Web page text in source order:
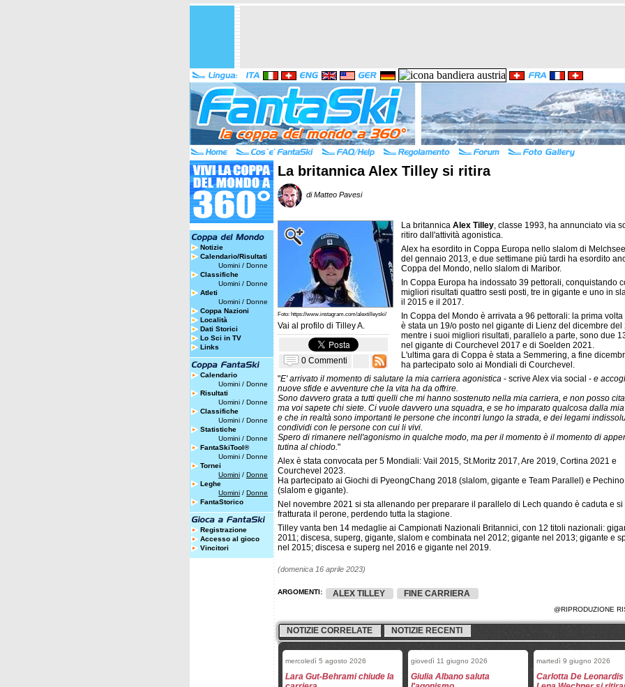
Notizie
Calendario/Risultati
Uomini / Donne
Classifiche
Uomini / Donne
Atleti
Uomini / Donne
Coppa Nazioni
Località
Dati Storici
Lo Sci in TV
Links
Calendario
Uomini / Donne
Risultati
Uomini / Donne
Classifiche
Uomini / Donne
Statistiche
Uomini / Donne
FantaSkiTool®
Uomini / Donne
Tornei
Uomini / Donne
Leghe
Uomini / Donne
FantaStorico
Registrazione
Accesso al gioco
Vincitori
La britannica Alex Tilley si ritira
di Matteo Pavesi
Foto: https://www.instagram.com/alextilleyski/
Vai al profilo di Tilley A.
0 Commenti
La britannica Alex Tilley, classe 1993, ha annunciato via
ritiro dall'attività agonistica.
Alex ha esordito in Coppa Europa nello slalom di
del gennaio 2013, e due settimane più tardi ha esordito
Coppa del Mondo, nello slalom di Maribor.
In Coppa Europa ha indossato 39 pettorali, conquistando
migliori risultati quattro sesti posti, tre in gigante e uno in
il 2015 e il 2017.
In Coppa del Mondo è arrivata a 96 pettorali: la prima
è stata un 19/o posto nel gigante di Lienz del dicembre del
mentre i suoi migliori risultati, parallelo a parte, sono due
nel gigante di Courchevel 2017 e di Soelden 2021.
L'ultima gara di Coppa è stata a Semmering, a fine
ha partecipato solo ai Mondiali di Courchevel.
"E' arrivato il momento di salutare la mia carriera agonistica - scrive Alex via social - e
nuove sfide e avventure che la vita ha da offrire.
Sono davvero grata a tutti quelli che mi hanno sostenuto nella mia carriera, e non posso
ma voi sapete chi siete. Ci vuole davvero una squadra, e se ho imparato qualcosa dalla
e che in realtà sono importanti le persone che incontri lungo la strada, e dei legami
condividi con le persone con cui li vivi.
Spero di rimanere nell'agonismo in qualche modo, ma per il momento è il momento di
tutina al chiodo."
Alex è stata convocata per 5 Mondiali: Vail 2015, St.Moritz 2017, Are 2019, Cortina 2021 e
Courchevel 2023.
Ha partecipato ai Giochi di PyeongChang 2018 (slalom, gigante e Team Parallel) e
(slalom e gigante).
Nel novembre 2021 si sta allenando per preparare il parallelo di Lech quando è caduta e si
fratturata il perone, perdendo tutta la stagione.
Tilley vanta ben 14 medaglie ai Campionati Nazionali Britannici, con 12 titoli nazionali:
2011; discesa, superg, gigante, slalom e combinata nel 2012; gigante nel 2013; gigante e
nel 2015; discesa e superg nel 2016 e gigante nel 2019.
(domenica 16 aprile 2023)
ARGOMENTI: ALEX TILLEY FINE CARRIERA
@RIPRODUZIONE
NOTIZIE CORRELATE NOTIZIE RECENTI
mercoledì 5 agosto 2026
Lara Gut-Behrami chiude la
giovedì 11 giugno 2026
Giulia Albano saluta
martedì 9 giugno 2026
Carlotta De Leonardis